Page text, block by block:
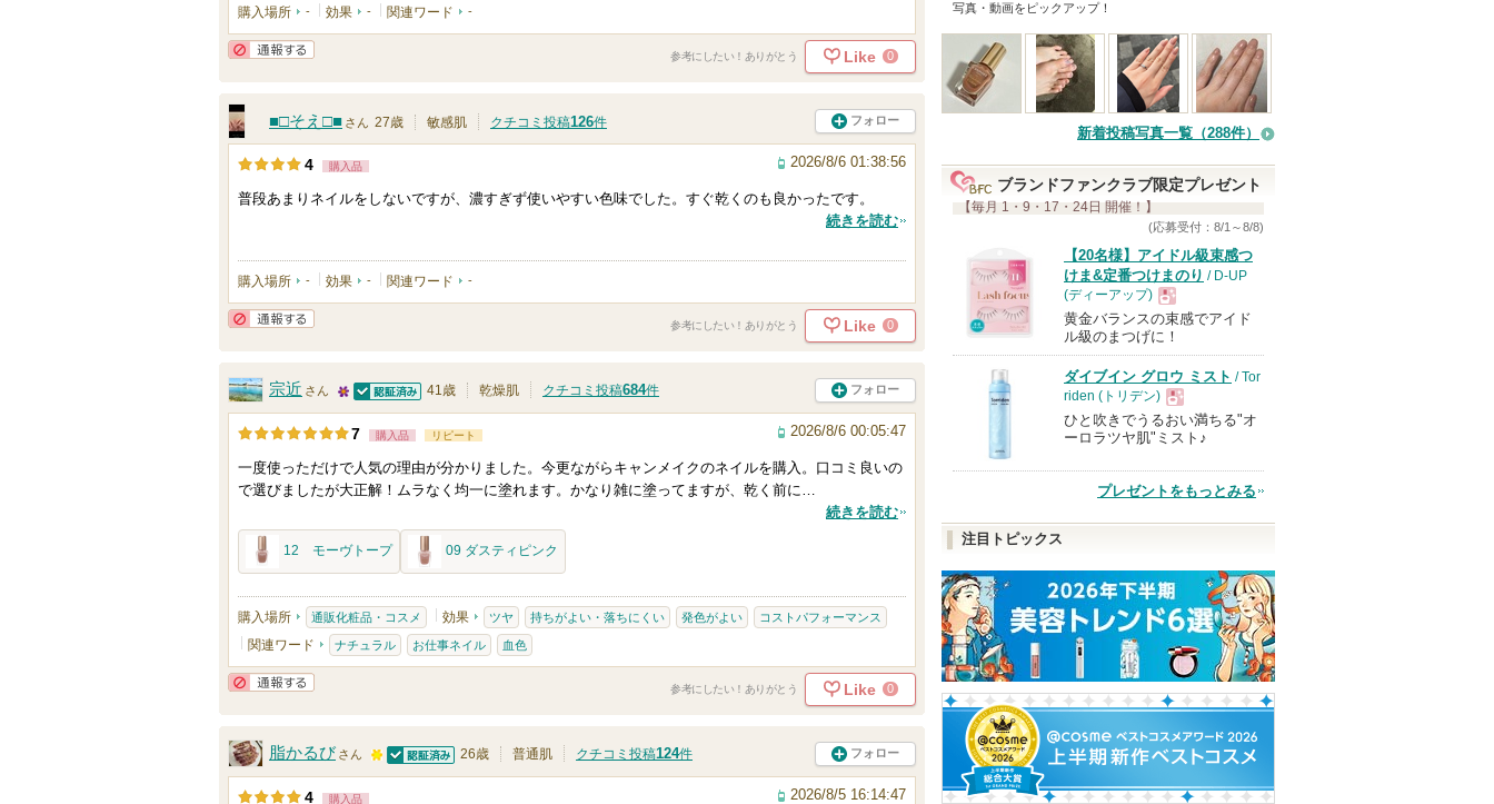
購入場所 - 効果 - 関連ワード -
参考にしたい！ありがとう Like 0
■□そえ□■ さん 27歳 敏感肌 クチコミ投稿126件 フォロー
4 購入品 2026/8/6 01:38:56
普段あまりネイルをしないですが、濃すぎず使いやすい色味でした。すぐ乾くのも良かったです。
続きを読む
購入場所 - 効果 - 関連ワード -
参考にしたい！ありがとう Like 0
宗近 さん
2
5
人
以
上
の
ン
バ
ー
気
41歳 乾燥肌 クチコミ投稿684件 フォロー
7 購入品 リピート 2026/8/6 00:05:47
一度使っただけで人気の理由が分かりました。今更ながらキャンメイクのネイルを購入。口コミ良いの
で選びましたが大正解！ムラなく均一に塗れます。かなり雑に塗ってますが、乾く前に…
続きを読む
12 モーヴトープ 09 ダスティピンク
購入場所 通販化粧品・コスメ 効果 ツヤ 持ちがよい・落ちにくい 発色がよい コストパフォーマンス
関連ワード ナチュラル お仕事ネイル 血色
参考にしたい！ありがとう Like 0
脂かるび さん
1
26歳 普通肌 クチコミ投稿124件 フォロー
4 購入品 2026/8/5 16:14:47
写真・動画をピックアップ！
新着投稿写真一覧（288件）
ブランドファンクラブ限定プレゼント
【毎月 1・9・17・24日 開催！】
(応募受付：8/1～8/8)
【20名様】アイドル級束感つ
けま&定番つけまのり / D-UP
(ディーアップ)
現
品
黄金バランスの束感でアイド
ル級のまつげに！
ダイブイン グロウ ミスト / Tor
riden (トリデン)
現
品
ひと吹きでうるおい満ちる"オ
ーロラツヤ肌"ミスト♪
プレゼントをもっとみる
注目トピックス